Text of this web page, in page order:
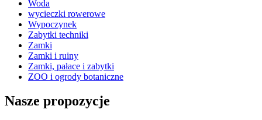
Woda
wycieczki rowerowe
Wypoczynek
Zabytki techniki
Zamki
Zamki i ruiny
Zamki, pałace i zabytki
ZOO i ogrody botaniczne
Nasze propozycje